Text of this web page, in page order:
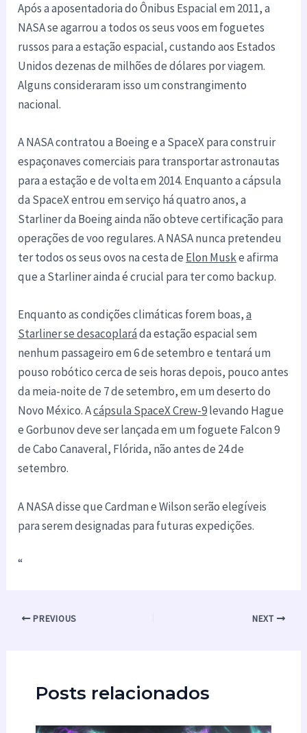
Após a aposentadoria do Ônibus Espacial em 2011, a
NASA se agarrou a todos os seus voos em foguetes
russos para a estação espacial, custando aos Estados
Unidos dezenas de milhões de dólares por viagem.
Alguns consideraram isso um constrangimento
nacional.
A NASA contratou a Boeing e a SpaceX para construir
espaçonaves comerciais para transportar astronautas
para a estação e de volta em 2014. Enquanto a cápsula
da SpaceX entrou em serviço há quatro anos, a
Starliner da Boeing ainda não obteve certificação para
operações de voo regulares. A NASA nunca pretendeu
ter todos os seus ovos na cesta de Elon Muske afirma
que a Starliner ainda é crucial para ter como backup.
Enquanto as condições climáticas forem boas,a
Starliner se desacoplaráda estação espacial sem
nenhum passageiro em 6 de setembro e tentará um
pouso robótico cerca de seis horas depois, pouco antes
da meia-noite de 7 de setembro, em um deserto do
Novo México. Acápsula SpaceX Crew-9levando Hague
e Gorbunov deve ser lançada em um foguete Falcon 9
de Cabo Canaveral, Flórida, não antes de 24 de
setembro.
A NASA disse que Cardman e Wilson serão elegíveis
para serem designadas para futuras expedições.
“
PREVIOUS NEXT
Posts relacionados